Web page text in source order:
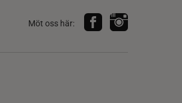
Möt oss här: